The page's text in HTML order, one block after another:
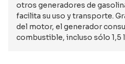
otros generadores de
facilita su uso y transporte.
del motor, el generador
combustible, incluso sólo 1,5